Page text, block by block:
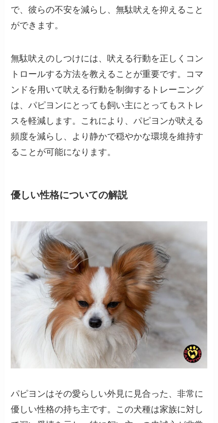
で、彼らの不安を減らし、無駄吠えを抑えること
ができます。
無駄吠えのしつけには、吠える行動を正しくコン
トロールする方法を教えることが重要です。コマ
ンドを用いて吠える行動を制御するトレーニング
は、パピヨンにとっても飼い主にとってもストレ
スを軽減します。これにより、パピヨンが吠える
頻度を減らし、より静かで穏やかな環境を維持す
ることが可能になります。
優しい性格についての解説
パピヨンはその愛らしい外見に見合った、非常に
優しい性格の持ち主です。この犬種は家族に対し